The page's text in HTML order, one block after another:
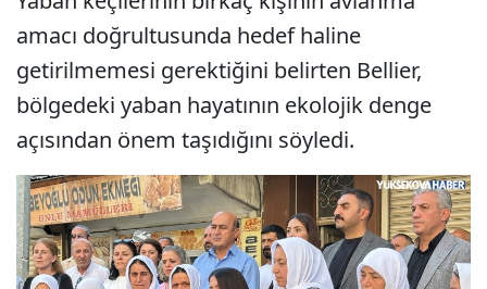
amacı doğrultusunda hedef haline
getirilmemesi gerektiğini belirten Bellier,
bölgedeki yaban hayatının ekolojik denge
açısından önem taşıdığını söyledi.